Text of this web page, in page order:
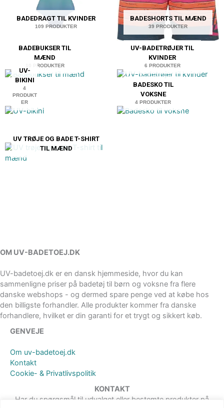
BADEDRAGT TIL KVINDER
109 PRODUKTER
BADESHORTS TIL MÆND
39 PRODUKTER
BADEBUKSER TIL
MÆND
10 PRODUKTER
UV-BADETRØJER TIL
KVINDER
6 PRODUKTER
UV-
BIKINI
4
PRODUKT
ER
BADESKO TIL
VOKSNE
4 PRODUKTER
UV TRØJE OG BADE T-SHIRT
TIL MÆND
OM UV-BADETOEJ.DK
UV-badetoej.dk er en dansk hjemmeside, hvor du kan
sammenligne priser på badetøj til børn og voksne fra flere
danske webshops - og dermed spare penge ved at købe hos
den billigste forhandler. Alle produkter kommer fra danske
forhandlere, hvilket er din garanti for et trygt og sikkert køb.
GENVEJE
Om uv-badetoej.dk
Kontakt
Cookie- & Privatlivspolitik
KONTAKT
Har du spørgsmål til udvalget eller bestemte produkter på